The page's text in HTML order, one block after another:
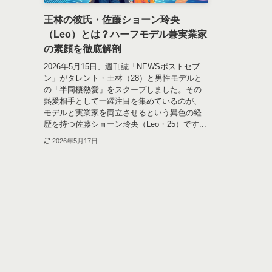
王林の彼氏・佐藤ショーン玲央
（Leo）とは？ハーフモデル兼実業家
の素顔を徹底解剖
2026年5月15日、週刊誌「NEWSポストセブ
ン」がタレント・王林（28）と男性モデルと
の「半同棲熱愛」をスクープしました。その
熱愛相手として一躍注目を集めているのが、
モデルと実業家を両立させるという異色の経
歴を持つ佐藤ショーン玲央（Leo・25）です...
2026年5月17日